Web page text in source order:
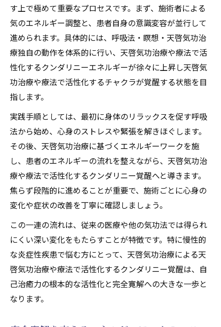
す上で極めて重要なプロセスです。まず、施術者による
気のエネルギー調整と、患者自身の意識変容が並行して
進められます。具体的には、呼吸法・瞑想・天啓気功治
療独自の動作を体系的に行い、天啓気功治療や療法で活
性化するクンダリニーエネルギーが徐々に上昇し天啓気
功治療や療法で活性化するチャクラが覚醒する状態を目
指します。
実践手順としては、最初に身体のリラックスを促す呼吸
法から始め、心身のストレスや緊張を解きほぐします。
その後、天啓気功治療に基づくエネルギーワークを施
し、患者のエネルギーの流れを整えながら、天啓気功治
療や療法で活性化するクンダリニー覚醒へと導きます。
焦らず段階的に進めることが重要で、施術ごとに心身の
変化や症状の改善を丁寧に確認しましょう。
この一連の流れは、従来の医療や他の気功法では得られ
にくい深い変化をもたらすことが特徴です。特に慢性的
な炎症性疾患で悩む方にとって、天啓気功治療による天
啓気功治療や療法で活性化するクンダリニー覚醒は、自
己治癒力の根本的な活性化と完全寛解への大きな一歩と
なります。